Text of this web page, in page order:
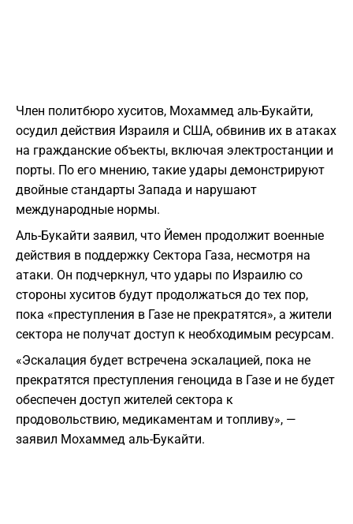
Член политбюро хуситов, Мохаммед аль-Букайти,
осудил действия Израиля и США, обвинив их в атаках
на гражданские объекты, включая электростанции и
порты. По его мнению, такие удары демонстрируют
двойные стандарты Запада и нарушают
международные нормы.
Аль-Букайти заявил, что Йемен продолжит военные
действия в поддержку Сектора Газа, несмотря на
атаки. Он подчеркнул, что удары по Израилю со
стороны хуситов будут продолжаться до тех пор,
пока «преступления в Газе не прекратятся», а жители
сектора не получат доступ к необходимым ресурсам.
«Эскалация будет встречена эскалацией, пока не
прекратятся преступления геноцида в Газе и не будет
обеспечен доступ жителей сектора к
продовольствию, медикаментам и топливу», —
заявил Мохаммед аль-Букайти.